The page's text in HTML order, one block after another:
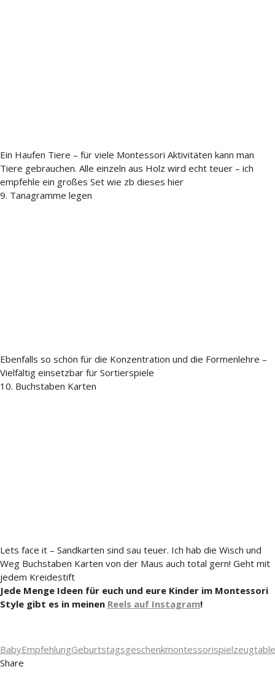
Ein Haufen Tiere – für viele Montessori Aktivitäten kann man
Tiere gebrauchen. Alle einzeln aus Holz wird echt teuer – ich
empfehle ein großes Set wie zb dieses hier
9. Tanagramme legen
Ebenfalls so schön für die Konzentration und die Formenlehre –
Vielfältig einsetzbar für Sortierspiele
10. Buchstaben Karten
Lets face it – Sandkarten sind sau teuer. Ich hab die Wisch und
Weg Buchstaben Karten von der Maus auch total gern! Geht mit
jedem Kreidestift
Jede Menge Ideen für euch und eure Kinder im Montessori
Style gibt es in meinen Reels auf Instagram!
BabyEmpfehlungGeburtstagsgeschenkmontessorispielzeug
Share